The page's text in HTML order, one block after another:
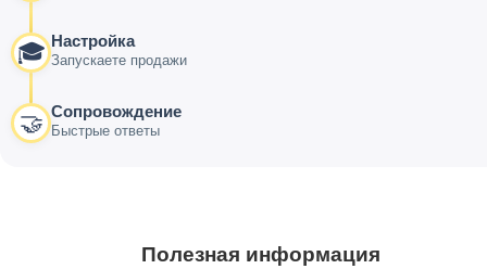
🎓 Настройка
Запускаете продажи
🤝 Сопровождение
Быстрые ответы
Полезная информация